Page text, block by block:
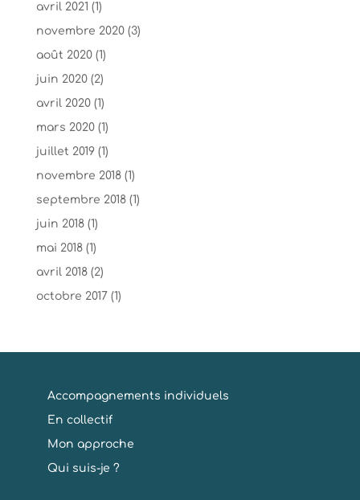
avril 2021 (1)
novembre 2020(3)
août 2020(1)
juin 2020(2)
avril 2020(1)
mars 2020(1)
juillet 2019(1)
novembre 2018(1)
septembre 2018(1)
juin 2018(1)
mai 2018(1)
avril 2018(2)
octobre 2017 (1)
Accompagnements individuels
En collectif
Mon approche
Qui suis-je ?